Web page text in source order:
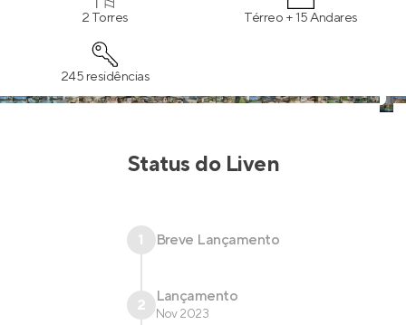
2 Torres Térreo + 15 Andares
245 residências
Status do Liven
1 Breve Lançamento
2 Lançamento
Nov 2023